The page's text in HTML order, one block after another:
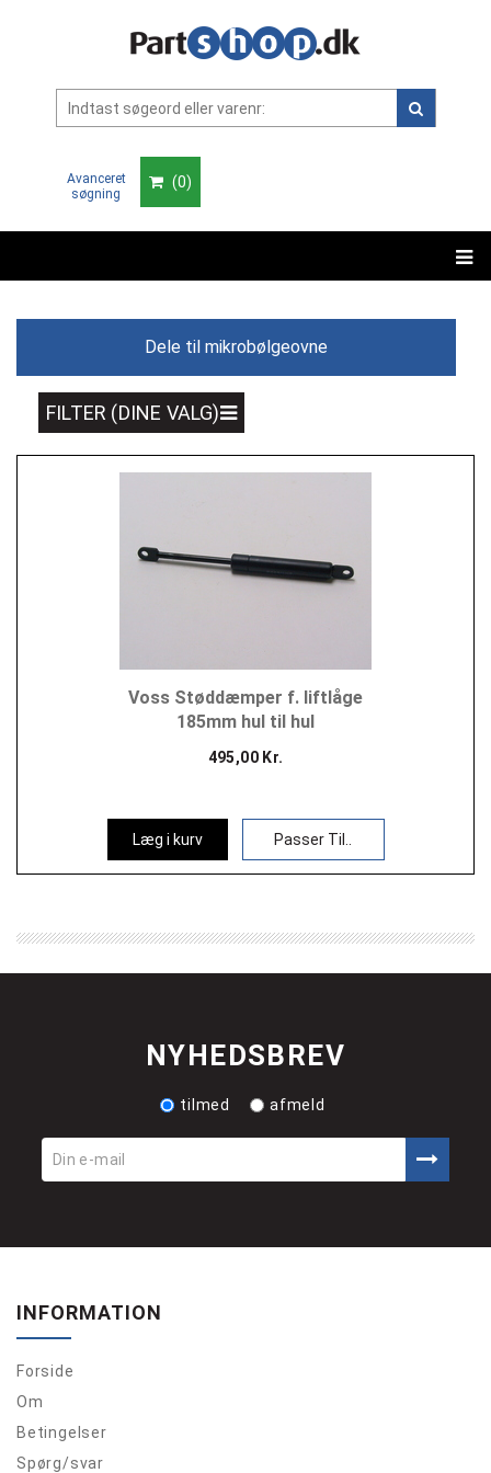
Avanceret
søgning
(0)
Dele til mikrobølgeovne
FILTER (DINE VALG)
Voss Støddæmper f. liftlåge
185mm hul til hul
495,00 Kr.
Læg i kurv Passer Til..
NYHEDSBREV
tilmed afmeld
INFORMATION
Forside
Om
Betingelser
Spørg/svar